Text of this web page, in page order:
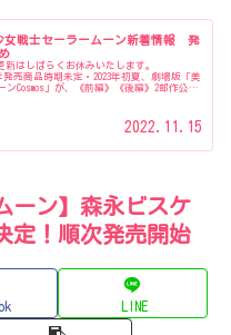
女戦士セーラームーン新着情報 発
はしばらくお休みいたします。
発売商品時期未定・2023年初夏、劇場版「美
Cosmos」が、《前編》《後編》2部作公開
2022.11.15
ーン】森永ビスケ
定！順次発売開始
LINE